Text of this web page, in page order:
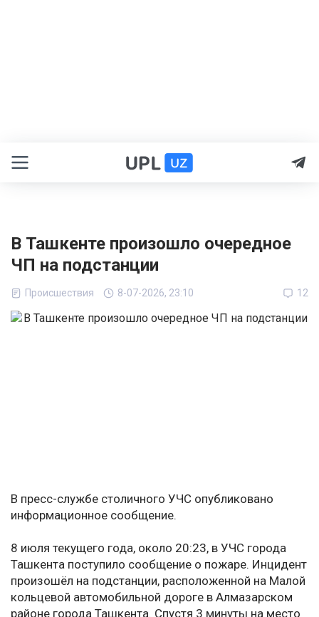
В Ташкенте произошло очередное
ЧП на подстанции
Происшествия 8-07-2026, 23:10 12
В пресс-службе столичного УЧС опубликовано
информационное сообщение.
8 июля текущего года, около 20:23, в УЧС города
Ташкента поступило сообщение о пожаре. Инцидент
произошёл на подстанции, расположенной на Малой
кольцевой автомобильной дороге в Алмазарском
районе города Ташкента. Спустя 3 минуты на место